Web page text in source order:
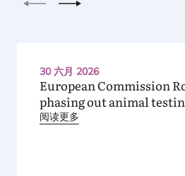
上一个 下一个
30 六月 2026
European Commission
phasing out animal
阅读更多